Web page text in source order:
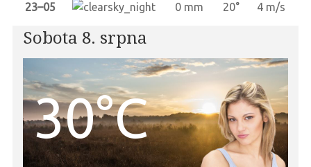
23–05
0 mm 20° 4 m/s
Sobota 8. srpna
30°C